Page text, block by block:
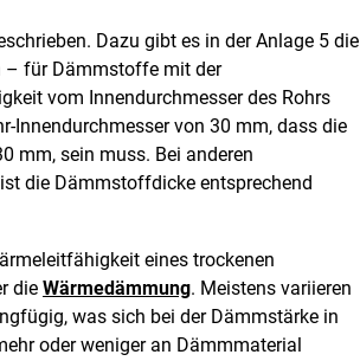
Dazu gibt es in der Anlage 5 die
– für Dämmstoffe mit der
vom Innendurchmesser des Rohrs
Innendurchmesser von 30 mm, dass die
mm, sein muss. Bei anderen
die Dämmstoffdicke entsprechend
eines trockenen
die Wärmedämmung. Meistens variieren
was sich bei der Dämmstärke in
oder weniger an Dämmmaterial